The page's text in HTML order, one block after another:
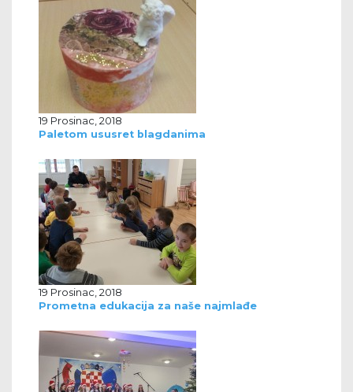
19 Prosinac, 2018
Paletom ususret blagdanima
19 Prosinac, 2018
Prometna edukacija za naše najmlađe